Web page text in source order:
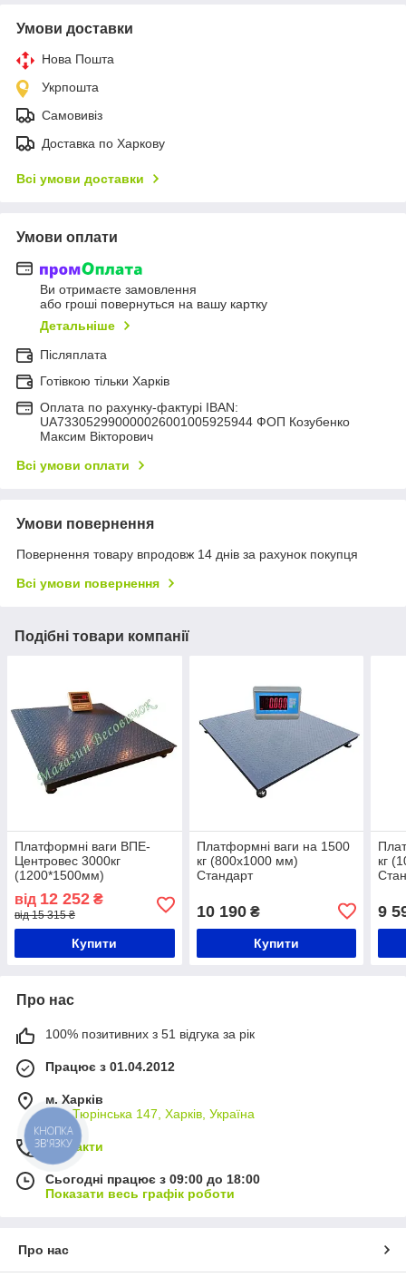
Умови доставки
Нова Пошта
Укрпошта
Самовивіз
Доставка по Харкову
Всі умови доставки
Умови оплати
Ви отримаєте замовлення
або гроші повернуться на вашу картку
Детальніше
Післяплата
Готівкою тільки Харків
Оплата по рахунку-фактурі IBAN:
UA733052990000026001005925944 ФОП Козубенко
Максим Вікторович
Всі умови оплати
Умови повернення
Повернення товару впродовж 14 днів за рахунок покупця
Всі умови повернення
Подібні товари компанії
Платформні ваги ВПЕ-
Центровес 3000кг
(1200*1500мм)
від 12 252 ₴
від 15 315 ₴
Купити
Платформні ваги на 1500
кг (800х1000 мм)
Стандарт
10 190₴
Купити
кг
9
Про нас
100% позитивних з 51 відгука за рік
Працює з 01.04.2012
м. Харків
вул. Тюрінська 147, Харків, Україна
Контакти
Сьогодні працює з 09:00 до 18:00
Показати весь графік роботи
Про нас
КНОПКА
ЗВ'ЯЗКУ